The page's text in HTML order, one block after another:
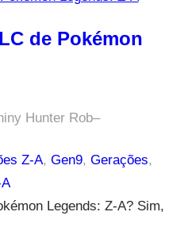
de Pokémon
Hunter Rob–
Z-A, Gen9, Gerações
Legends: Z-A? Sim,